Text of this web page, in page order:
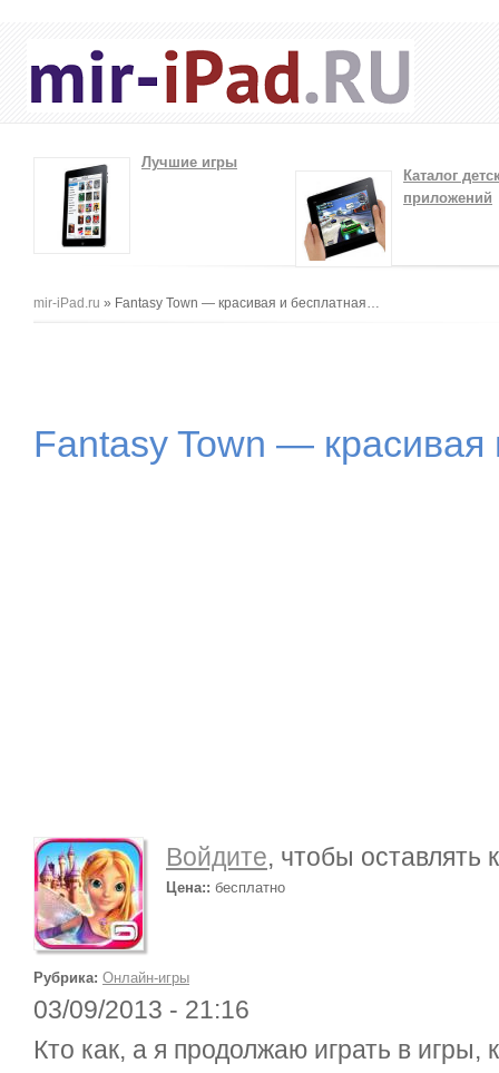
Лучшие игры
Каталог
приложений
Вы здесь
mir-iPad.ru » Fantasy Town — красивая и бесплатная…
Fantasy Town —
Войдите, чтобы оставлять
Цена:: бесплатно
Рубрика: Онлайн-игры
03/09/2013 - 21:16
Кто как, а я продолжаю играть в